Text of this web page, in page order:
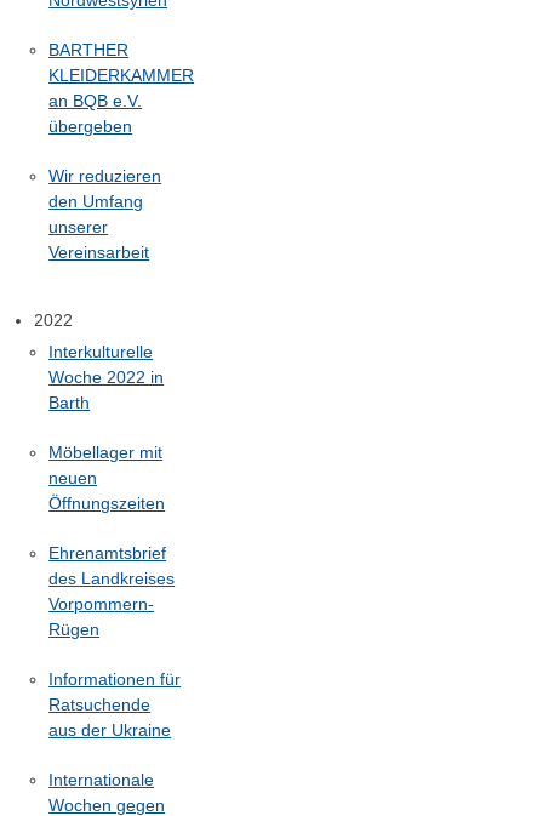
BARTHER
KLEIDERKAMMER
an BQB e.V.
übergeben
Wir reduzieren
den Umfang
unserer
Vereinsarbeit
2022
Interkulturelle
Woche 2022 in
Barth
Möbellager mit
neuen
Öffnungszeiten
Ehrenamtsbrief
des Landkreises
Vorpommern-
Rügen
Informationen für
Ratsuchende
aus der Ukraine
Internationale
Wochen gegen